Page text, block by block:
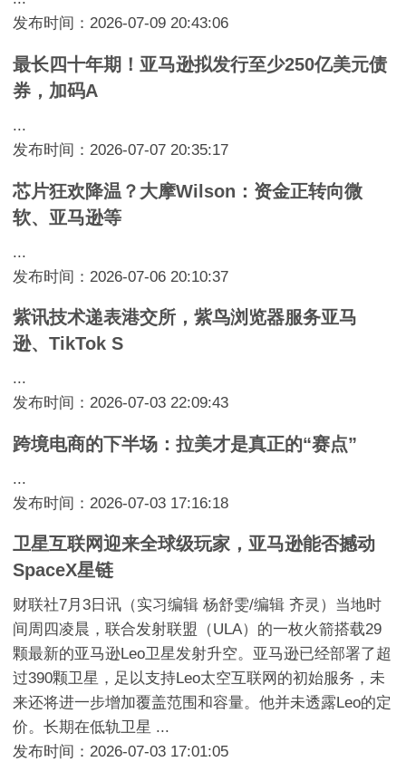
发布时间：2026-07-09 20:43:06
最长四十年期！亚马逊拟发行至少250亿美元债
券，加码A
...
发布时间：2026-07-07 20:35:17
芯片狂欢降温？大摩Wilson：资金正转向微
软、亚马逊等
...
发布时间：2026-07-06 20:10:37
紫讯技术递表港交所，紫鸟浏览器服务亚马
逊、TikTok S
...
发布时间：2026-07-03 22:09:43
跨境电商的下半场：拉美才是真正的“赛点”
...
发布时间：2026-07-03 17:16:18
卫星互联网迎来全球级玩家，亚马逊能否撼动
SpaceX星链
财联社7月3日讯（实习编辑 杨舒雯/编辑 齐灵）当地时
间周四凌晨，联合发射联盟（ULA）的一枚火箭搭载29
颗最新的亚马逊Leo卫星发射升空。亚马逊已经部署了超
过390颗卫星，足以支持Leo太空互联网的初始服务，未
来还将进一步增加覆盖范围和容量。他并未透露Leo的定
价。长期在低轨卫星 ...
发布时间：2026-07-03 17:01:05